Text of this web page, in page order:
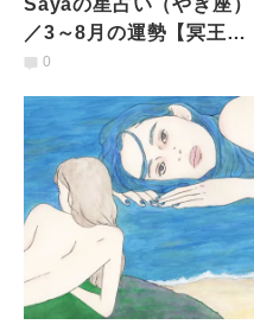
Sayaの星占い（やぎ座）
／3～8月の運勢【冥王星
がやぎ座を去る。自然な
0